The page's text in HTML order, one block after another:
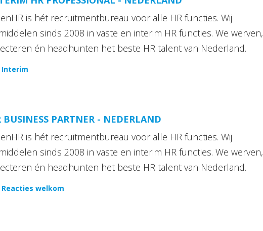
is hét recruitmentbureau voor alle HR functies. Wij
sinds 2008 in vaste en interim HR functies. We werven,
én headhunten het beste HR talent van Nederland.
Interim
BUSINESS PARTNER - NEDERLAND
is hét recruitmentbureau voor alle HR functies. Wij
sinds 2008 in vaste en interim HR functies. We werven,
én headhunten het beste HR talent van Nederland.
Reacties welkom